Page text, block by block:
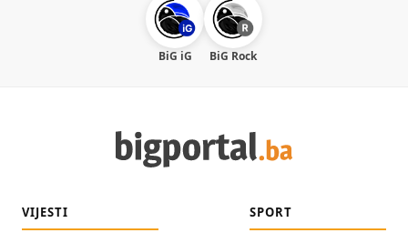
BiG iG BiG Rock
VIJESTI SPORT